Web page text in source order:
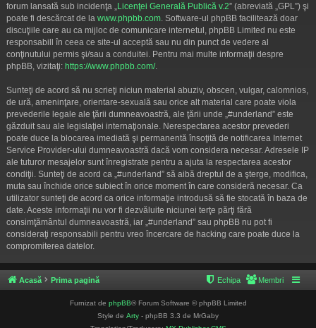
forum lansată sub incidenţa „ Licenţei Generală Publică v.2” (abreviată „GPL”) şi
poate fi descărcat de la www.phpbb.com . Software-ul phpBB facilitează doar
discuţiile care au ca mijloc de comunicare internetul, phpBB Limited nu este
responsabill în ceea ce site-ul acceptă sau nu din punct de vedere al
conţinutului permis şi/sau a conduitei. Pentru mai multe informaţii despre
phpBB, vizitaţi: https://www.phpbb.com/.
Sunteţi de acord să nu scrieţi niciun material abuziv, obscen, vulgar, calomnios,
de ură, ameninţare, orientare-sexuală sau orice alt material care poate viola
prevederile legale ale ţării dumneavoastră, ale ţării unde „#underland” este
găzduit sau ale legislaţiei internaţionale. Nerespectarea acestor prevederi
poate duce la blocarea imediată şi permanentă însoţită de notificarea Internet
Service Provider-ului dumneavoastră dacă vom considera necesar. Adresele IP
ale tuturor mesajelor sunt înregistrate pentru a ajuta la respectarea acestor
condiţii. Sunteţi de acord ca „#underland” să aibă dreptul de a şterge, modifica,
muta sau închide orice subiect în orice moment în care consideră necesar. Ca
utilizator sunteţi de acord ca orice informaţie introdusă să fie stocată în baza de
date. Aceste informaţii nu vor fi dezvăluite niciunei terţe părţi fără
consimţământul dumneavoastră, iar „#underland” sau phpBB nu pot fi
consideraţi responsabili pentru vreo încercare de hacking care poate duce la
compromiterea datelor.
Acasă Prima pagină Membri
Echipa
Furnizat de phpBB® Forum Software © phpBB Limited
Style de Arty - phpBB 3.3 de MrGaby